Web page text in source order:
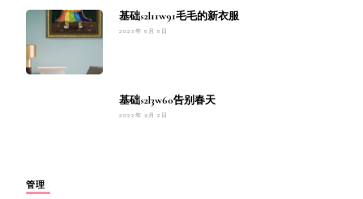
基础s2l11w91毛毛的新衣服
2023年 5月 5日
基础s2l3w60告别春天
2022年 9月 2日
管理